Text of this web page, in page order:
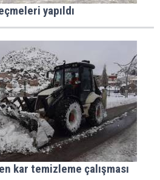
yapıldı
kar temizleme çalışması